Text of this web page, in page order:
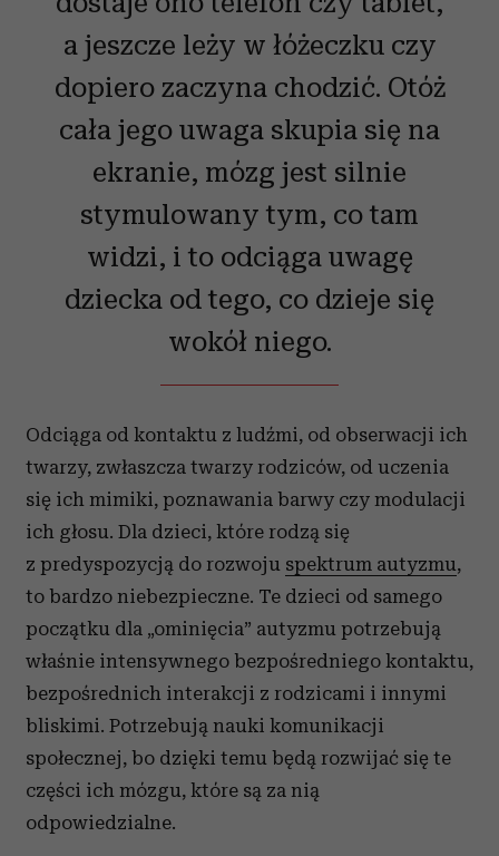
a jeszcze leży w łóżeczku czy
dopiero zaczyna chodzić. Otóż
cała jego uwaga skupia się na
ekranie, mózg jest silnie
stymulowany tym, co tam
widzi, i to odciąga uwagę
dziecka od tego, co dzieje się
wokół niego.
Odciąga od kontaktu z ludźmi, od obserwacji ich
twarzy, zwłaszcza twarzy rodziców, od uczenia
się ich mimiki, poznawania barwy czy modulacji
ich głosu. Dla dzieci, które rodzą się
z predyspozycją do rozwoju spektrum autyzmu,
to bardzo niebezpieczne. Te dzieci od samego
początku dla „ominięcia” autyzmu potrzebują
właśnie intensywnego bezpośredniego kontaktu,
bezpośrednich interakcji z rodzicami i innymi
bliskimi. Potrzebują nauki komunikacji
społecznej, bo dzięki temu będą rozwijać się te
części ich mózgu, które są za nią
odpowiedzialne.